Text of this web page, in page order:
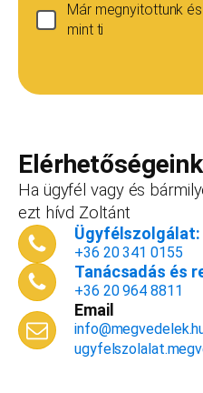
Már megnyitottunk
mint ti
vállalkozást, ezt az
dokumentációk,
is, ha nyitsz valamit, a
Telefonszám
Email cím*
Elérhetőségeink
Ha ügyfél vagy és
ezt hívd Zoltánt
Ügyfélszolgálat:
+36 20 341 0155
Tanácsadás és
+36 20 964 8811
Email